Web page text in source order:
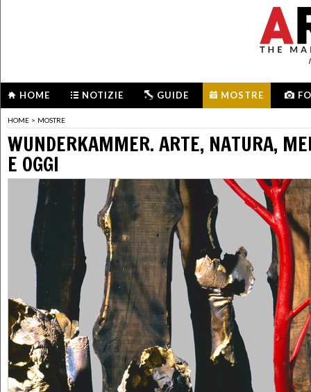
HOME NOTIZIE GUIDE MOSTRE
HOME > MOSTRE
WUNDERKAMMER. ARTE, NATURA,
E OGGI